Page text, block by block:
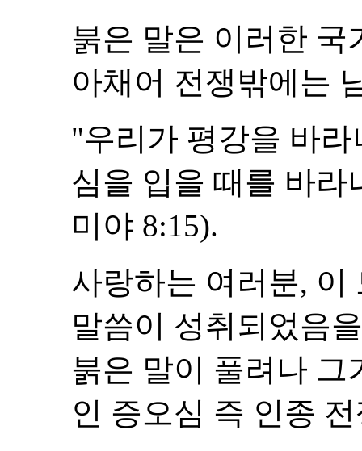
붉은 말은 이러한 국
아채어 전쟁밖에는
"우리가 평강을 바
심을 입을 때를 바
미야 8:15).
사랑하는 여러분, 이
말씀이 성취되었음
붉은 말이 풀려나 그
인 증오심 즉 인종